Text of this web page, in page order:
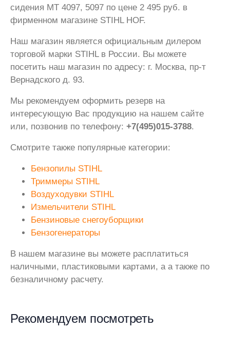
сидения MT 4097, 5097 по цене 2 495 руб. в
фирменном магазине STIHL HOF.
Наш магазин является официальным дилером
торговой марки STIHL в России. Вы можете
посетить наш магазин по адресу: г. Москва, пр-т
Вернадского д. 93.
Мы рекомендуем оформить резерв на
интересующую Вас продукцию на нашем сайте
или, позвонив по телефону: +7(495)015-3788.
Смотрите также популярные категории:
Бензопилы STIHL
Триммеры STIHL
Воздуходувки STIHL
Измельчители STIHL
Бензиновые снегоуборщики
Бензогенераторы
В нашем магазине вы можете расплатиться
наличными, пластиковыми картами, а а также по
безналичному расчету.
Рекомендуем посмотреть